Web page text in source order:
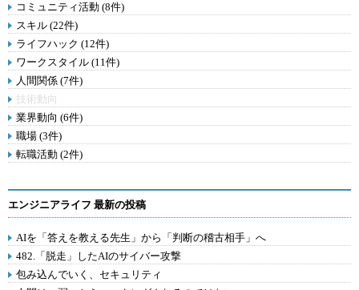
コミュニティ活動 (8件)
スキル (22件)
ライフハック (12件)
ワークスタイル (11件)
人間関係 (7件)
技術動向
業界動向 (6件)
職場 (3件)
転職活動 (2件)
エンジニアライフ 最新の投稿
AIを「答えを教える先生」から「判断の稽古相手」へ
482.「脱走」したAIのサイバー攻撃
包み込んでいく、セキュリティ